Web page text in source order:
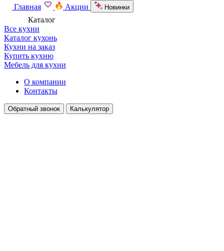
Главная Акции Новинки
Каталог
Все кухни
Каталог кухонь
Кухни на заказ
Купить кухню
Мебель для кухни
О компании
Контакты
Обратный звонок Калькулятор